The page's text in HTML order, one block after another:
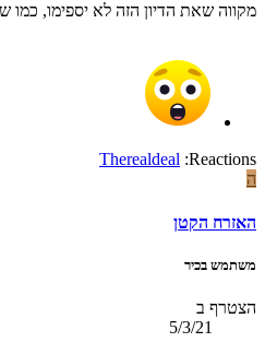
מקווה שאת הדיון הזה לא יספימו, כמו
Reactions:
Therealdeal
ה
האזרח הקטן
משתמש בכיר
הצטרף ב
5/3/21